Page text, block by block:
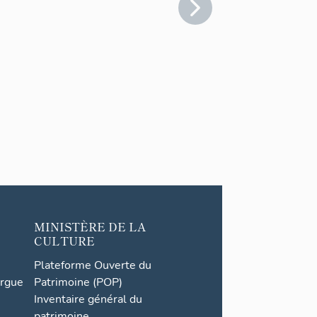
MINISTÈRE DE LA
CULTURE
Plateforme Ouverte du
Patrimoine (POP)
Inventaire général du